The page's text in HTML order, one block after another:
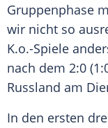
Gruppenphase
wir nicht so
K.o.-Spiele
nach dem 2:0
Russland am
In den ersten